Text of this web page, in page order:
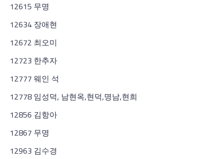
12615 무명
12634 장애현
12672 최오미
12723 한추자
12777 웨인 석
12778 임성덕, 남현옥,현덕,명남,현희
12856 김항아
12867 무명
12963 김수경